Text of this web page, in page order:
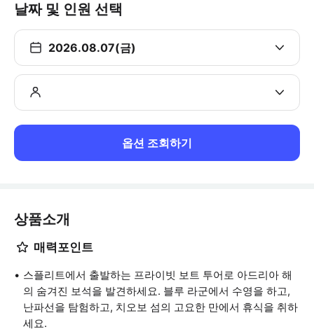
날짜 및 인원 선택
2026.08.07(금)
옵션 조회하기
상품소개
매력포인트
스플리트에서 출발하는 프라이빗 보트 투어로 아드리아 해
의 숨겨진 보석을 발견하세요. 블루 라군에서 수영을 하고,
난파선을 탐험하고, 치오보 섬의 고요한 만에서 휴식을 취하
세요.